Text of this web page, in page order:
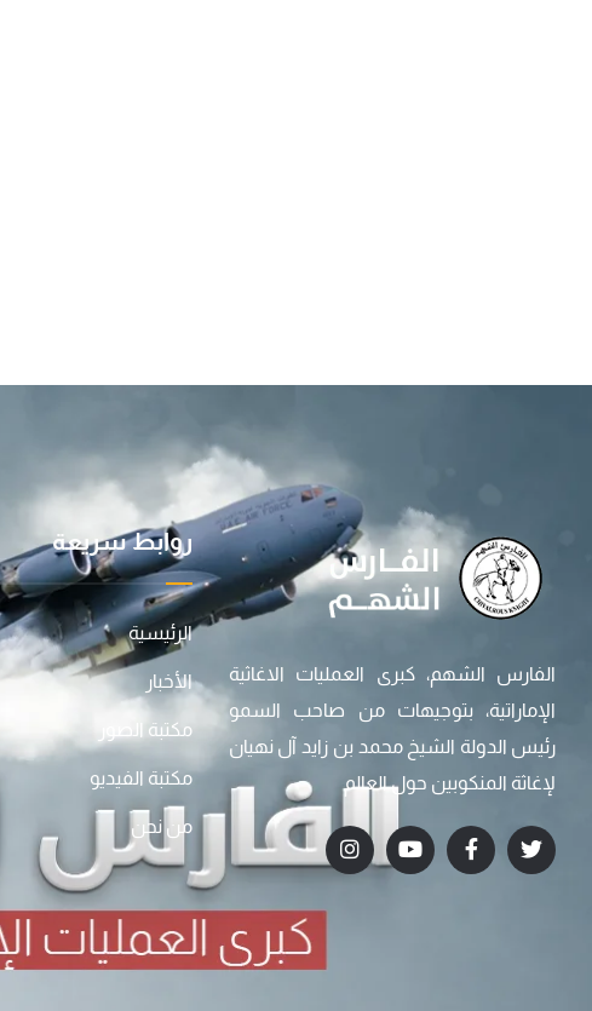
الفارس الشهم، كبرى العمليات الاغاثية
الإماراتية، بتوجيهات من صاحب السمو
رئيس الدولة الشيخ محمد بن زايد آل نهيان
لإغاثة المنكوبين حول العالم
روابط سريعة
الرئيسية
الأخبار
مكتبة الصور
مكتبة الفيديو
من نحن